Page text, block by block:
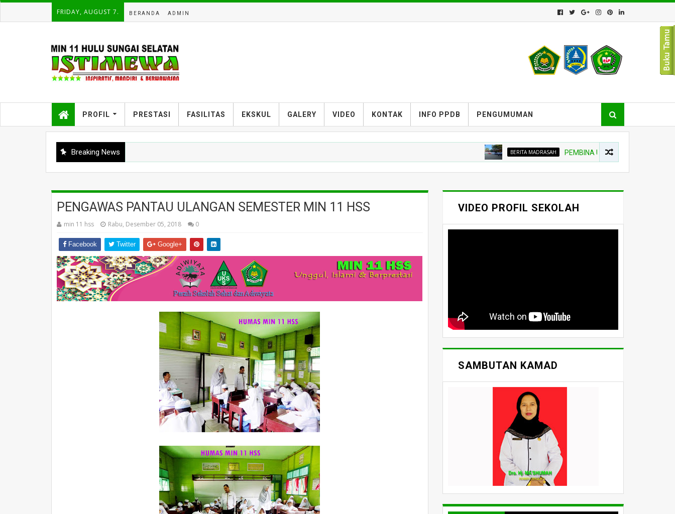
FRIDAY, AUGUST 7. BERANDA ADMIN
PROFIL PRESTASI FASILITAS EKSKUL GALERY VIDEO KONTAK INFO PPDB PENGUMUMAN
Breaking News BERITA MADRASAH PEMBINA UPACARA TEKANKAN NIAT
PENGAWAS PANTAU ULANGAN SEMESTER MIN 11 HSS
min 11 hss Rabu, Desember 05, 2018 0
Facebook Twitter Google+
VIDEO PROFIL SEKOLAH
SAMBUTAN KAMAD